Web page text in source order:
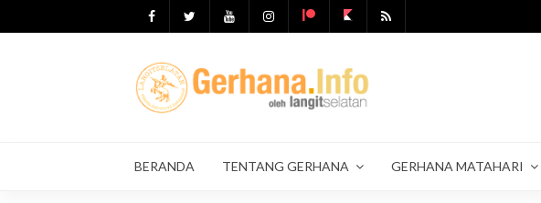
to
BERANDA TENTANG GERHANA GERHANA MATAHARI